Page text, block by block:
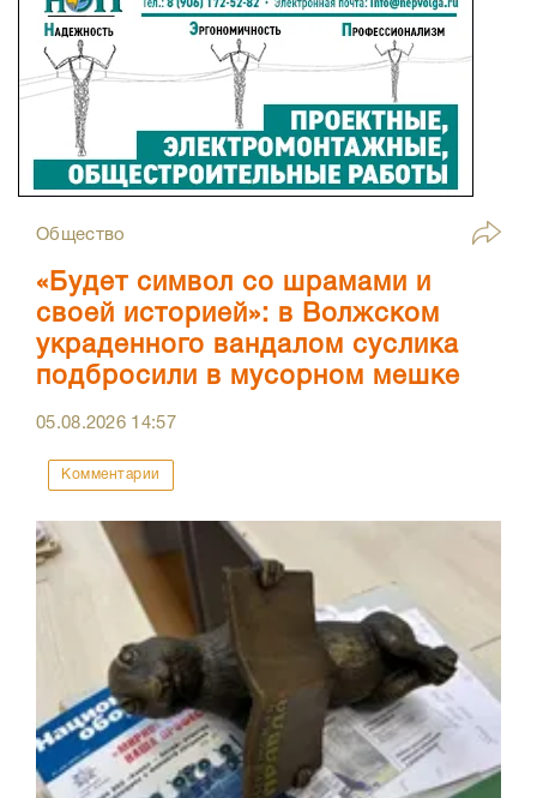
Общество
«Будет символ со шрамами и
своей историей»: в Волжском
украденного вандалом суслика
подбросили в мусорном мешке
05.08.2026 14:57
Комментарии